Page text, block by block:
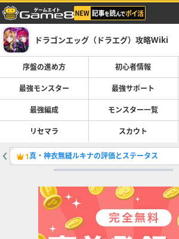
ドラゴンエッグ（ドラエグ）攻略Wiki
序盤の進め方 初心者情報
最強モンスター 最強サポート
最強編成 モンスター一覧
リセマラ スカウト
1真・神衣無縫ルキナの評価とステータス